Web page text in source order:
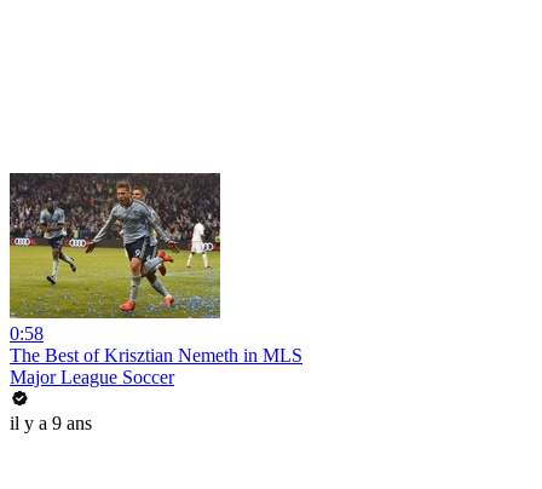
0:58
The Best of Krisztian Nemeth in MLS
Major League Soccer
il y a 9 ans